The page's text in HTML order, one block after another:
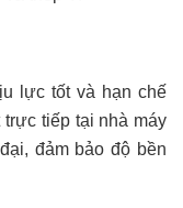
lực tốt và hạn chế
tiếp tại nhà máy
đảm bảo độ bền